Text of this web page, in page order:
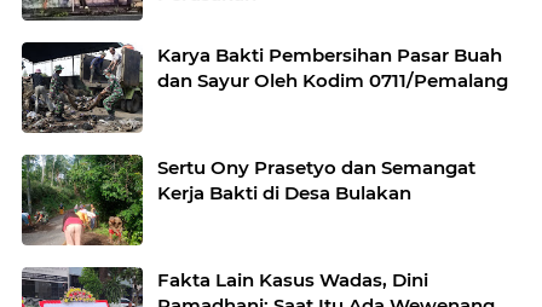
Karya Bakti Pembersihan Pasar Buah
dan Sayur Oleh Kodim 0711/Pemalang
Sertu Ony Prasetyo dan Semangat
Kerja Bakti di Desa Bulakan
Fakta Lain Kasus Wadas, Dini